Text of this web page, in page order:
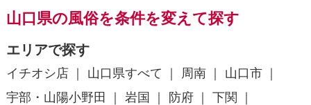
山口県の風俗を条件を変えて探す
エリアで探す
イチオシ店 山口県すべて 周南
山口市
宇部・山陽小野田
岩国 防府
下関